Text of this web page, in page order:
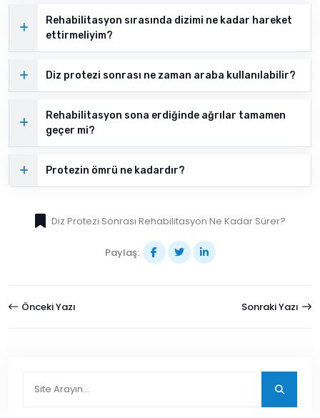
Rehabilitasyon sırasında dizimi ne kadar hareket
ettirmeliyim?
Diz protezi sonrası ne zaman araba kullanılabilir?
Rehabilitasyon sona erdiğinde ağrılar tamamen
geçer mi?
Protezin ömrü ne kadardır?
Diz Protezi Sonrası Rehabilitasyon Ne Kadar Sürer?
Paylaş:
Önceki Yazı Sonraki Yazı